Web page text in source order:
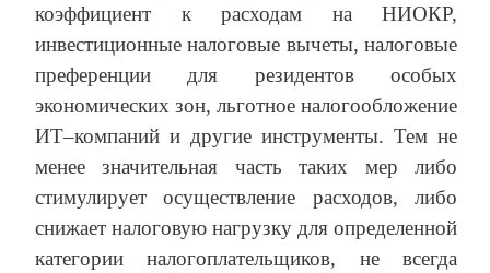
коэффициент к расходам на НИОКР,
инвестиционные налоговые вычеты, налоговые
преференции для резидентов особых
экономических зон, льготное налогообложение
ИТ–компаний и другие инструменты. Тем не
менее значительная часть таких мер либо
стимулирует осуществление расходов, либо
снижает налоговую нагрузку для определенной
категории налогоплательщиков, не всегда